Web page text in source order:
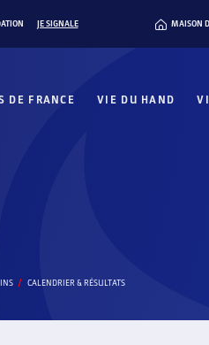
JE SIGNALE MAISON
DE FRANCE VIE DU HAND
CALENDRIER & RÉSULTATS